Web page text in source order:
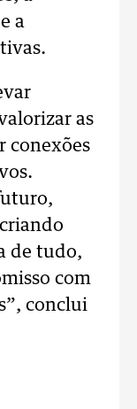
a
as
conexões
de tudo,
com
conclui